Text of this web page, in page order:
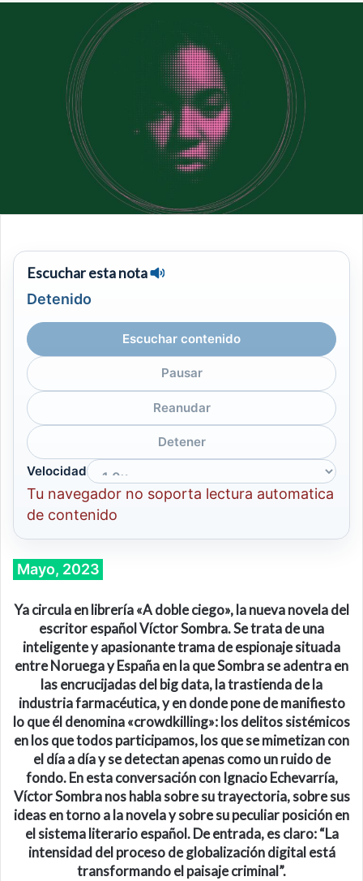
Escuchar esta nota
Detenido
Escuchar contenido
Pausar
Reanudar
Detener
Velocidad
Tu navegador no soporta lectura automatica
de contenido
Mayo, 2023
Ya circula en librería «A doble ciego», la nueva novela del
escritor español Víctor Sombra. Se trata de una
inteligente y apasionante trama de espionaje situada
entre Noruega y España en la que Sombra se adentra en
las encrucijadas del big data, la trastienda de la
industria farmacéutica, y en donde pone de manifiesto
lo que él denomina «crowdkilling»: los delitos sistémicos
en los que todos participamos, los que se mimetizan con
el día a día y se detectan apenas como un ruido de
fondo. En esta conversación con Ignacio Echevarría,
Víctor Sombra noshablasobre su trayectoria, sobre sus
ideas en torno a la novela y sobre su peculiar posición en
el sistema literario español.De entrada, es claro:“La
intensidad del proceso de globalización digital está
transformando el paisaje criminal”.